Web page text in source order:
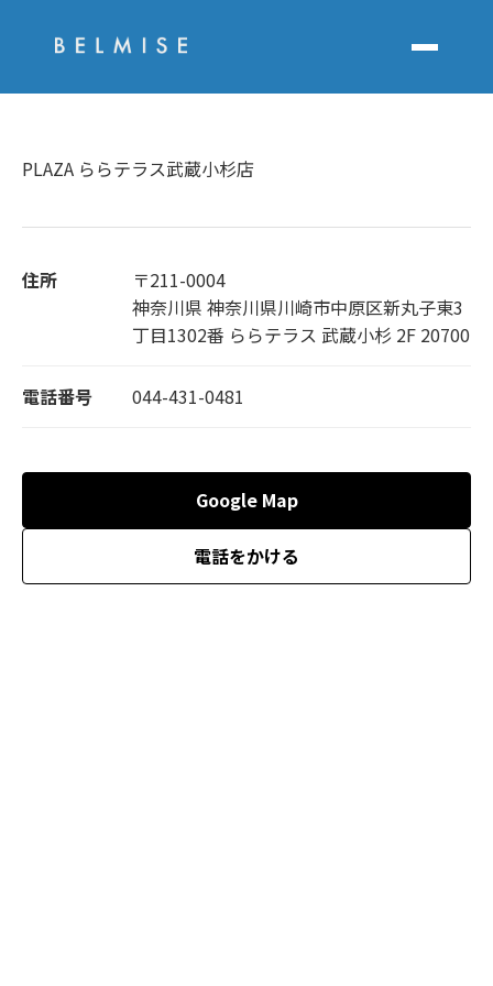
PLAZA ららテラス武蔵小杉店
住所
〒211-0004
神奈川県 神奈川県川崎市中原区新丸子東3
丁目1302番 ららテラス 武蔵小杉 2F 20700
電話番号 044-431-0481
Google Map
電話をかける